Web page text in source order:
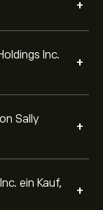
+
Inc.
+
Sally
+
ein Kauf,
+